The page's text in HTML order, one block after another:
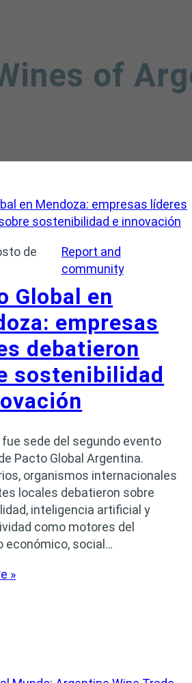
of
de
Report and
community
Global en
empresas
debatieron
sostenibilidad
sede del segundo evento
Pacto Global Argentina.
organismos internacionales
locales debatieron sobre
inteligencia artificial y
como motores del
económico, social…
»